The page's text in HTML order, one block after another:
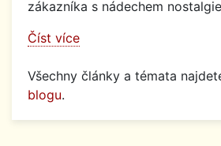
zákazníka s nádechem
Číst více
Všechny články a témata
blogu.